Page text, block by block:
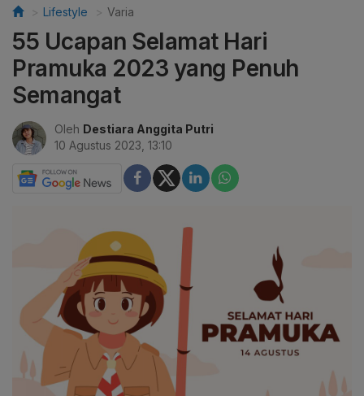
Lifestyle Varia
55 Ucapan Selamat Hari
Pramuka 2023 yang Penuh
Semangat
Oleh Destiara Anggita Putri
10 Agustus 2023, 13:10